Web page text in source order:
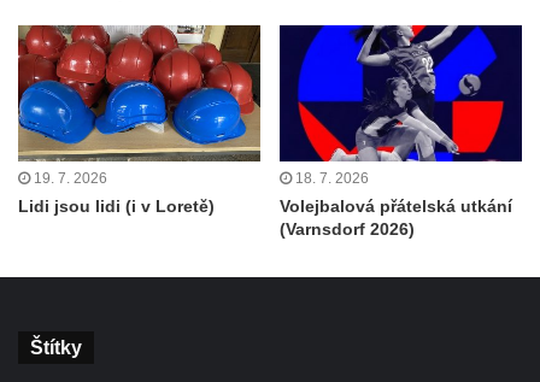
19. 7. 2026
Lidi jsou lidi (i v Loretě)
18. 7. 2026
Volejbalová přátelská utkání
(Varnsdorf 2026)
Štítky